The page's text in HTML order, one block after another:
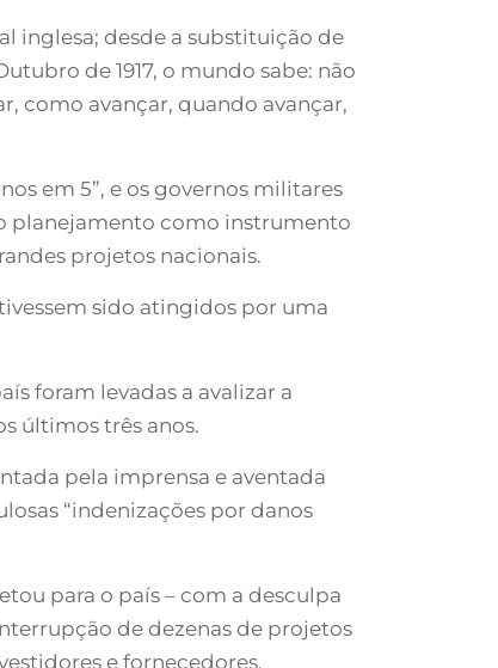
inglesa; desde a substituição de
de 1917, o mundo sabe: não
como avançar, quando avançar,
em 5”, e os governos militares
planejamento como instrumento
projetos nacionais.
sido atingidos por uma
foram levadas a avalizar a
últimos três anos.
pela imprensa e aventada
“indenizações por danos
para o país – com a desculpa
de dezenas de projetos
e fornecedores.